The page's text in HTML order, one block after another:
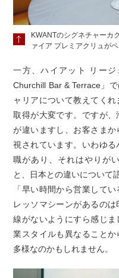
KWANTのシグネチャーカ
ァイア プレミアクリュが
一方、ハイアット リー
Churchill Bar & Terrace」
ャリアについて教えてく
取得が大変です。ですが
が違いますし、お客さま
視されています。いわゆ
職があり、それはやりが
と、日本との違いについて
「早い時間から営業して
レッソマシーンがあるの
線がないようにすら感じ
業スタイルも異なること
多様なのかもしれません。